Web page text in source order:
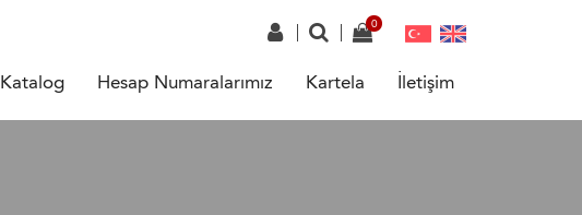
Katalog Hesap Numaralarımız Kartela İletişim